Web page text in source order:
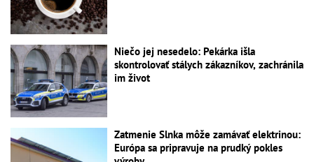
Niečo jej nesedelo: Pekárka išla
skontrolovať stálych zákazníkov, zachránila
im život
Zatmenie Slnka môže zamávať elektrinou:
Európa sa pripravuje na prudký pokles